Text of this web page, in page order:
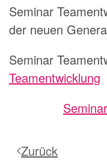
Seminar
der neuen
Seminar
Teamentwicklung
Zurück